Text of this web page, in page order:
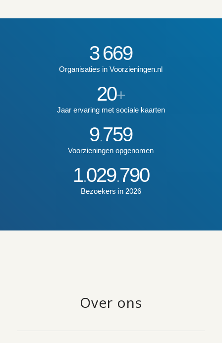
3669
Organisaties in Voorzieningen.nl
20+
Jaar ervaring met sociale kaarten
9.759
Voorzieningen opgenomen
1.029.790
Bezoekers in 2026
Over ons